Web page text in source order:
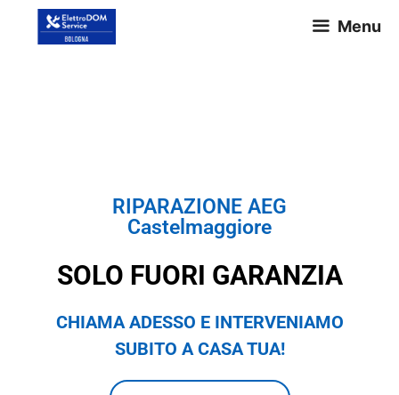
Menu
RIPARAZIONE AEG
Castelmaggiore
SOLO FUORI GARANZIA
CHIAMA ADESSO E INTERVENIAMO
SUBITO A CASA TUA!